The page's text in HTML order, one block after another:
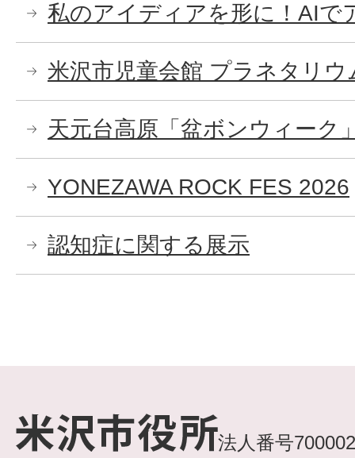
私のアイディアを形に！AIで
米沢市児童会館 プラネタリ
天元台高原「盆ボンウィーク
YONEZAWA ROCK FES 2026
認知症に関する展示
法人番号